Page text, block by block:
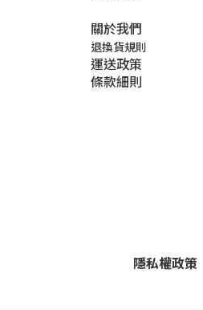
關於我們​
退換貨規則
運送政策
條款細則
隱私權政策